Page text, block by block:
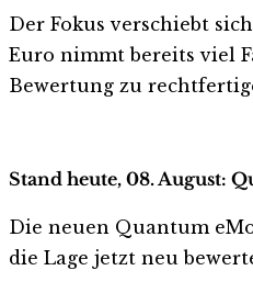
Der Fokus verschiebt
Euro nimmt bereits viel
Bewertung zu
Stand heute, 08. August:
Die neuen Quantum
die Lage jetzt neu